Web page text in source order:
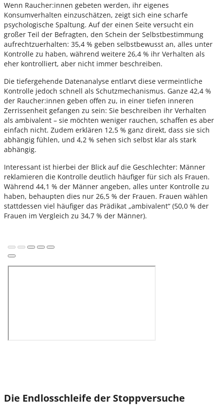
Wenn Raucher:innen gebeten werden, ihr eigenes
Konsumverhalten einzuschätzen, zeigt sich eine scharfe
psychologische Spaltung. Auf der einen Seite versucht ein
großer Teil der Befragten, den Schein der Selbstbestimmung
aufrechtzuerhalten: 35,4 % geben selbstbewusst an, alles unter
Kontrolle zu haben, während weitere 26,4 % ihr Verhalten als
eher kontrolliert, aber nicht immer beschreiben.
Die tiefergehende Datenanalyse entlarvt diese vermeintliche
Kontrolle jedoch schnell als Schutzmechanismus. Ganze 42,4 %
der Raucher:innen geben offen zu, in einer tiefen inneren
Zerrissenheit gefangen zu sein: Sie beschreiben ihr Verhalten
als ambivalent – sie möchten weniger rauchen, schaffen es aber
einfach nicht. Zudem erklären 12,5 % ganz direkt, dass sie sich
abhängig fühlen, und 4,2 % sehen sich selbst klar als stark
abhängig.
Interessant ist hierbei der Blick auf die Geschlechter: Männer
reklamieren die Kontrolle deutlich häufiger für sich als Frauen.
Während 44,1 % der Männer angeben, alles unter Kontrolle zu
haben, behaupten dies nur 26,5 % der Frauen. Frauen wählen
stattdessen viel häufiger das Prädikat „ambivalent“ (50,0 % der
Frauen im Vergleich zu 34,7 % der Männer).
Die Endlosschleife der Stoppversuche